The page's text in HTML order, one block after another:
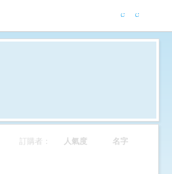
訂購者： 人氣度 名字